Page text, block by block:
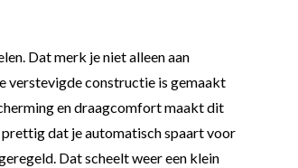
Dat merk je niet alleen aan
verstevigde constructie is gemaakt
en draagcomfort maakt dit
prettig dat je automatisch spaart voor
Dat scheelt weer een klein